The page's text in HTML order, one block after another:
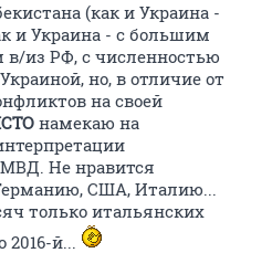
(как и Украина -
и Украина - с большим
из РФ, с численностью
но, в отличие от
на своей
намекаю на
Не нравится
США, Италию...
только итальянских
2016-й...